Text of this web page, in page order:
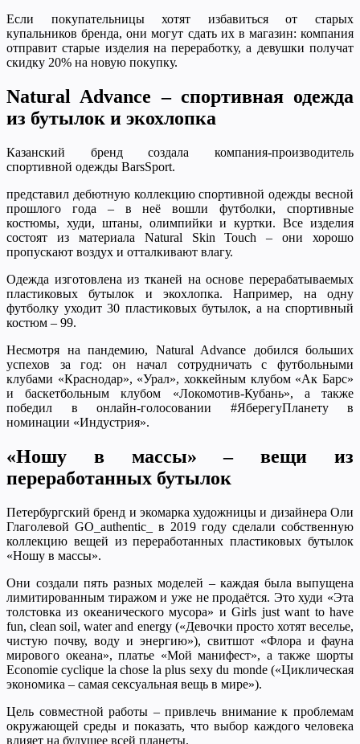
Если покупательницы хотят избавиться от старых
купальников бренда, они могут сдать их в магазин: компания
отправит старые изделия на переработку, а девушки получат
скидку 20% на новую покупку.
Natural Advance – спортивная одежда
из бутылок и экохлопка
Казанский бренд создала компания-производитель
спортивной одежды BarsSport.
представил дебютную коллекцию спортивной одежды весной
прошлого года – в неё вошли футболки, спортивные
костюмы, худи, штаны, олимпийки и куртки. Все изделия
состоят из материала Natural Skin Touch – они хорошо
пропускают воздух и отталкивают влагу.
Одежда изготовлена из тканей на основе перерабатываемых
пластиковых бутылок и экохлопка. Например, на одну
футболку уходит 30 пластиковых бутылок, а на спортивный
костюм – 99.
Несмотря на пандемию, Natural Advance добился больших
успехов за год: он начал сотрудничать с футбольными
клубами «Краснодар», «Урал», хоккейным клубом «Ак Барс»
и баскетбольным клубом «Локомотив-Кубань», а также
победил в онлайн-голосовании #ЯберегуПланету в
номинации «Индустрия».
«Ношу в массы» – вещи из
переработанных бутылок
Петербургский бренд и экомарка художницы и дизайнера Оли
Глаголевой GO_authentic_ в 2019 году сделали собственную
коллекцию вещей из переработанных пластиковых бутылок
«Ношу в массы».
Они создали пять разных моделей – каждая была выпущена
лимитированным тиражом и уже не продаётся. Это худи «Эта
толстовка из океанического мусора» и Girls just want to have
fun, clean soil, water and energy («Девочки просто хотят веселье,
чистую почву, воду и энергию»), свитшот «Флора и фауна
мирового океана», платье «Мой манифест», а также шорты
Economie cyclique la chose la plus sexy du monde («Циклическая
экономика – самая сексуальная вещь в мире»).
Цель совместной работы – привлечь внимание к проблемам
окружающей среды и показать, что выбор каждого человека
влияет на будущее всей планеты.